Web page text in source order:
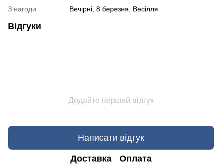
З нагоди
Вечірні, 8 березня, Весілля
Відгуки
Додайте перший відгук
Написати відгук
Доставка Оплата